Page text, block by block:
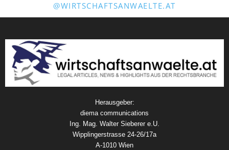
@WIRTSCHAFTSANWAELTE.AT
Herausgeber:
diema communications
Ing. Mag. Walter Sieberer e.U.
Wipplingerstrasse 24-26/17a
A-1010 Wien